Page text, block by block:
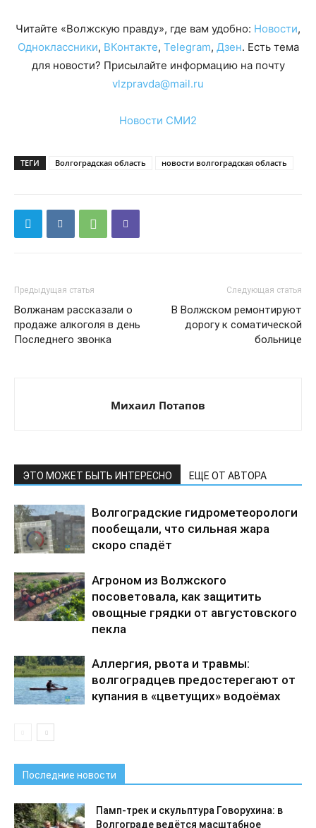
Читайте «Волжскую правду», где вам удобно: Новости,
Одноклассники, ВКонтакте, Telegram, Дзен. Есть тема
для новости? Присылайте информацию на почту
vlzpravda@mail.ru
Новости СМИ2
ТЕГИ Волгоградская область новости волгоградская область
Предыдущая статья
Волжанам рассказали о
продаже алкоголя в день
Последнего звонка
Следующая статья
В Волжском ремонтируют
дорогу к соматической
больнице
Михаил Потапов
ЭТО МОЖЕТ БЫТЬ ИНТЕРЕСНО ЕЩЕ ОТ АВТОРА
Волгоградские гидрометеорологи
пообещали, что сильная жара
скоро спадёт
Агроном из Волжского
посоветовала, как защитить
овощные грядки от августовского
пекла
Аллергия, рвота и травмы:
волгоградцев предостерегают от
купания в «цветущих» водоёмах
Последние новости
Памп-трек и скульптура Говорухина: в
Волгограде ведётся масштабное